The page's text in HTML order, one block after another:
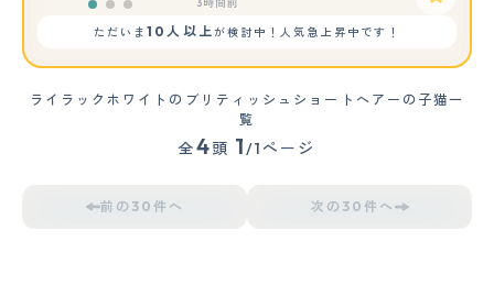
3時間前
ただいま10人以上が検討中！人気急上昇中です！
ライラックホワイトのブリティッシュショートヘアーの子猫一
覧
全4頭 1/1ページ
前の30件へ 次の30件へ